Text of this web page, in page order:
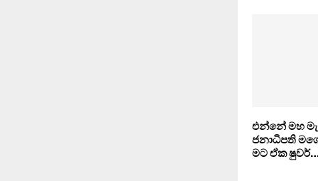
එන්නේ මහ
ජනාධිපති
මට ඒක